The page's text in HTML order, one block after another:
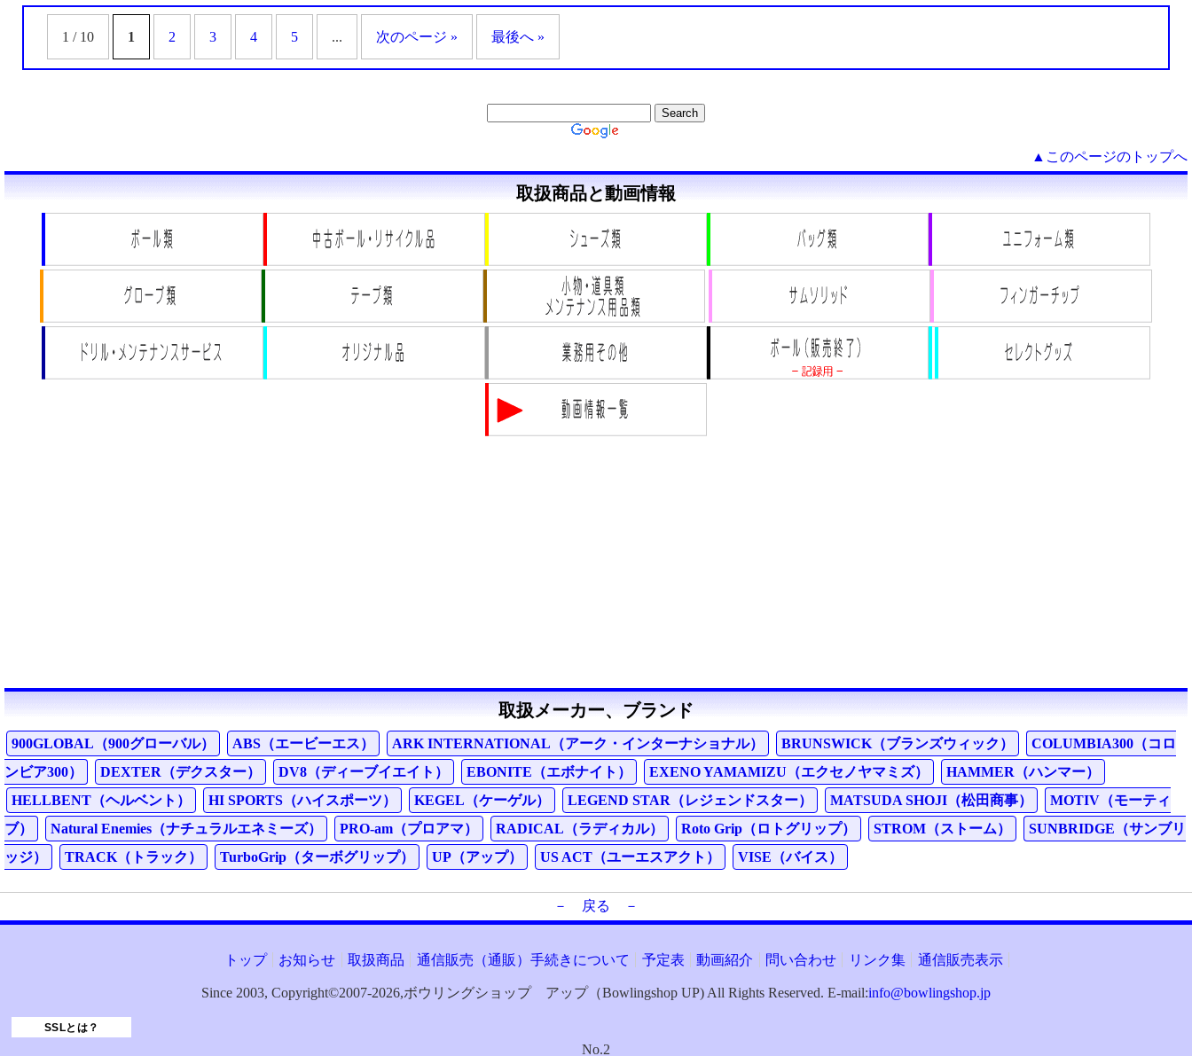
1 / 10 1 2 3 4 5 ... 次のページ » 最後へ »
▲このページのトップへ
取扱商品と動画情報
取扱メーカー、ブランド
900GLOBAL（900グローバル） ABS（エービーエス） ARK INTERNATIONAL（アーク・インターナショナル） BRUNSWICK（ブランズウィック）
COLUMBIA300（コロ
ンビア300）
DEXTER（デクスター） DV8（ディーブイエイト） EBONITE（エボナイト） EXENO YAMAMIZU（エクセノヤマミズ）
HAMMER（ハンマー）
HELLBENT（ヘルベント）
HI SPORTS（ハイスポーツ） KEGEL（ケーゲル） LEGEND STAR（レジェンドスター） MATSUDA SHOJI（松田商事）
MOTIV（モーティ
ブ）
Natural Enemies（ナチュラルエネミーズ） PRO-am（プロアマ） RADICAL（ラディカル） Roto Grip（ロトグリップ） STROM（ストーム）
SUNBRIDGE（サンブリ
ッジ）
TRACK（トラック） TurboGrip（ターボグリップ） UP（アップ） US ACT（ユーエスアクト） VISE（バイス）
－ 戻る －
トップ お知らせ 取扱商品 通信販売（通販）手続きについて 予定表 動画紹介 問い合わせ リンク集 通信販売表示
Since 2003, Copyright©2007-2026,ボウリングショップ アップ（Bowlingshop UP) All Rights Reserved. E-mail:info@bowlingshop.jp
SSLとは？
No.2